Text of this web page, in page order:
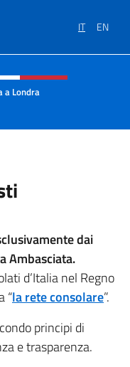
IT EN
e menù
a Londra
dai
Ambasciata.
d’Italia nel Regno
“la rete consolare”.
principi di
e trasparenza.